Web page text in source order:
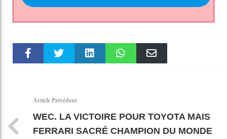
Article Précédent
WEC. LA VICTOIRE POUR TOYOTA MAIS
FERRARI SACRÉ CHAMPION DU MONDE